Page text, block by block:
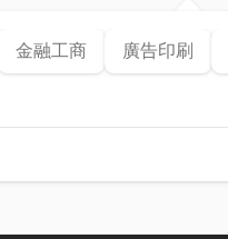
金融工商 廣告印刷